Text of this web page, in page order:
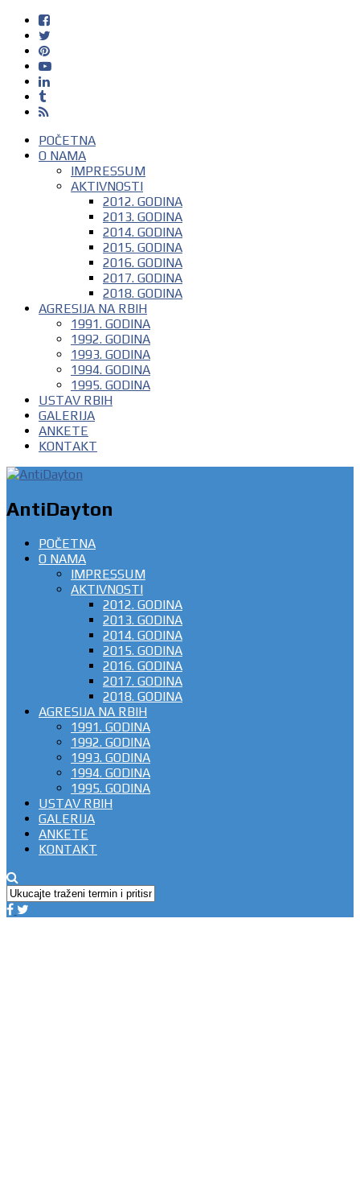
POČETNA
O NAMA
IMPRESSUM
AKTIVNOSTI
2012. GODINA
2013. GODINA
2014. GODINA
2015. GODINA
2016. GODINA
2017. GODINA
2018. GODINA
AGRESIJA NA RBIH
1991. GODINA
1992. GODINA
1993. GODINA
1994. GODINA
1995. GODINA
USTAV RBIH
GALERIJA
ANKETE
KONTAKT
AntiDayton
POČETNA
O NAMA
IMPRESSUM
AKTIVNOSTI
2012. GODINA
2013. GODINA
2014. GODINA
2015. GODINA
2016. GODINA
2017. GODINA
2018. GODINA
AGRESIJA NA RBIH
1991. GODINA
1992. GODINA
1993. GODINA
1994. GODINA
1995. GODINA
USTAV RBIH
GALERIJA
ANKETE
KONTAKT